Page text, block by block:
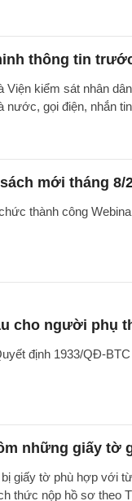
thông tin
kiểm sát nhân
gọi điện, nhắn
mới tháng
thành công
cho người phụ
định 1933/QĐ-
những giấy tờ
giấy tờ phù hợp với
thức nộp hồ sơ theo